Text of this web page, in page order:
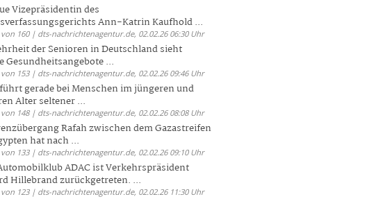
Vizepräsidentin des
Ann-Katrin Kaufhold ...
von 160 | dts-nachrichtenagentur.de, 02.02.26 06:30 Uhr
der Senioren in Deutschland sieht
Gesundheitsangebote ...
von 153 | dts-nachrichtenagentur.de, 02.02.26 09:46 Uhr
gerade bei Menschen im jüngeren und
Alter seltener ...
von 148 | dts-nachrichtenagentur.de, 02.02.26 08:08 Uhr
Rafah zwischen dem Gazastreifen
hat nach ...
von 133 | dts-nachrichtenagentur.de, 02.02.26 09:10 Uhr
ADAC ist Verkehrspräsident
Hillebrand zurückgetreten. ...
von 123 | dts-nachrichtenagentur.de, 02.02.26 11:30 Uhr